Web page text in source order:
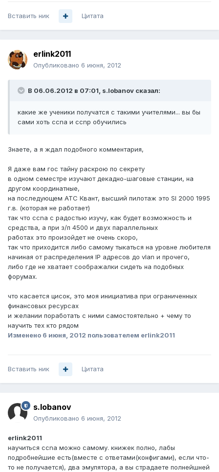
Вставить ник Цитата
erlink2011
Опубликовано 6 июня, 2012
В 06.06.2012 в 07:01, s.lobanov сказал:
какие же ученики получатся с такими учителями... вы бы
сами хоть ccna и ccnp обучились
Знаете, а я ждал подобного комментария,
Я даже вам гос тайну раскрою по секрету
в одном семестре изучают декадно-шаговые станции, на
другом координатные,
на последующем АТС Квант, высший пилотаж это SI 2000 1995
г.в. (которая не работает)
так что ccna с радостью изучу, как будет возможность и
средства, а при з/п 4500 и двух параллельных
работах это произойдет не очень скоро,
так что приходится либо самому тыкаться на уровне любителя
начиная от распределения IP адресов до vlan и прочего,
либо где не хватает соображалки сидеть на подобных
форумах.
что касается цисок, это моя инициатива при ограниченных
финансовых ресурсах
и желании поработать с ними самостоятельно + чему то
научить тех кто рядом
Изменено 6 июня, 2012 пользователем erlink2011
Вставить ник Цитата
s.lobanov
Опубликовано 6 июня, 2012
erlink2011
научиться ccna можно самому. книжек полно, лабы
подробнейшие есть(вместе с ответами(конфигами), если что-
то не получается), два эмулятора, а вы страдаете полнейшней